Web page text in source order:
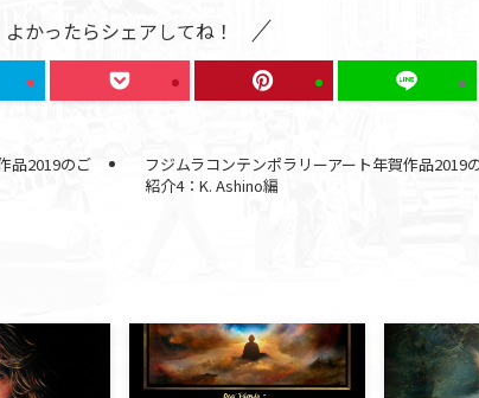
よかったらシェアしてね！
品2019のご
フジムラコンテンポラリーアート年賀作品2019
紹介4：K. Ashino編